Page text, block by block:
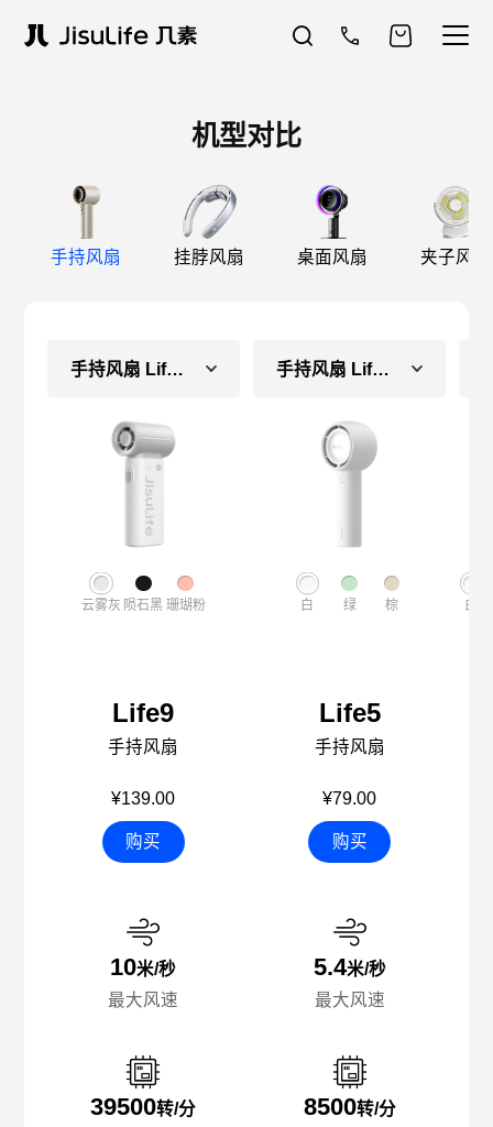
机型对比
手持风扇 挂脖风扇 桌面风扇 夹子风扇
手持风扇 Life9（常规款）
云雾灰 陨石黑 珊瑚粉
Life9
手持风扇
¥139.00
购买
10米/秒
最大风速
39500转/分
手持风扇 Life5（长续航款）
白 绿 棕
Life5
手持风扇
¥79.00
购买
5.4米/秒
最大风速
8500转/分
白